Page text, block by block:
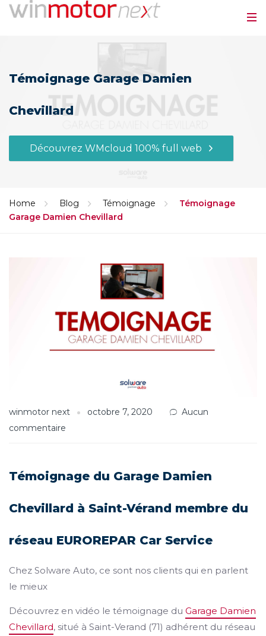
Témoignage Garage Damien
Chevillard
Découvrez WMcloud 100% full web
Home Blog Témoignage
Témoignage
Garage Damien Chevillard
winmotor next octobre 7, 2020
Aucun
commentaire
Témoignage du Garage Damien
Chevillard à Saint-Vérand membre du
réseau EUROREPAR Car Service
Chez Solware Auto, ce sont nos clients qui en parlent
le mieux
Découvrez en vidéo le témoignage du Garage Damien
Chevillard, situé à Saint-Verand (71) adhérent du réseau